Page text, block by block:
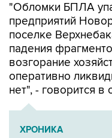
"Обломки БПЛА
предприятий
поселке
падения
возгорание
оперативно
нет", - говорится в
ХРОНИКА